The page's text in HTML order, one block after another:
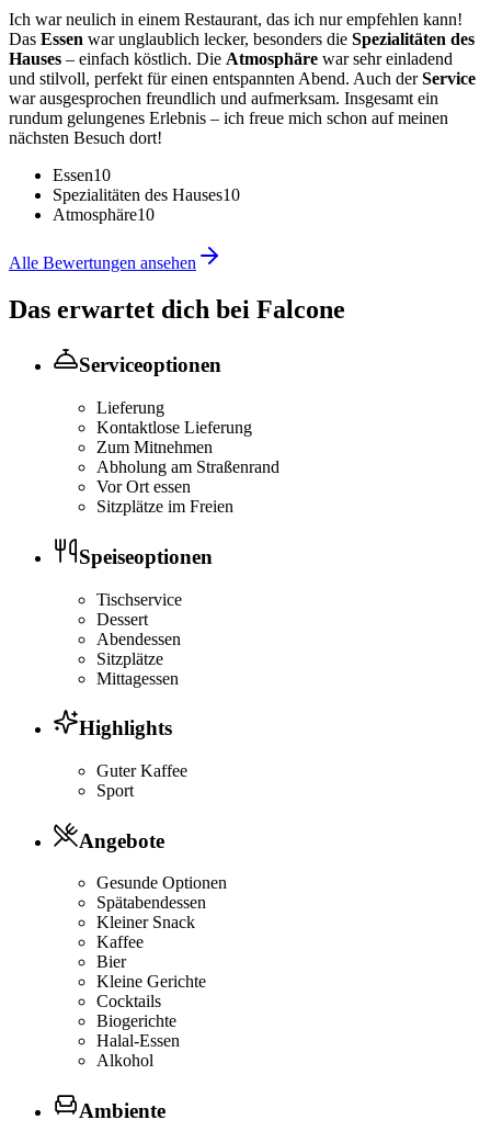
Ich war neulich in einem Restaurant, das ich nur empfehlen kann!
Das Essen war unglaublich lecker, besonders die Spezialitäten des
Hauses – einfach köstlich. Die Atmosphäre war sehr einladend
und stilvoll, perfekt für einen entspannten Abend. Auch derService
war ausgesprochen freundlich und aufmerksam. Insgesamt ein
rundum gelungenes Erlebnis – ich freue mich schon auf meinen
nächsten Besuch dort!
Essen10
Spezialitäten des Hauses10
Atmosphäre10
Alle Bewertungen ansehen
Das erwartet dich bei Falcone
Serviceoptionen
Lieferung
Kontaktlose Lieferung
Zum Mitnehmen
Abholung am Straßenrand
Vor Ort essen
Sitzplätze im Freien
Speiseoptionen
Tischservice
Dessert
Abendessen
Sitzplätze
Mittagessen
Highlights
Guter Kaffee
Sport
Angebote
Gesunde Optionen
Spätabendessen
Kleiner Snack
Kaffee
Bier
Kleine Gerichte
Cocktails
Biogerichte
Halal-Essen
Alkohol
Ambiente